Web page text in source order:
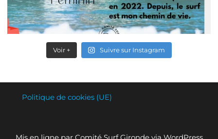
Voir + Suivre sur Instagram
Politique de cookies (UE)